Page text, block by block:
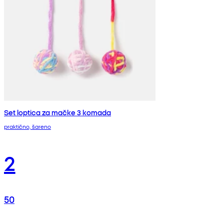
Set loptica za mačke 3 komada
praktično, šareno
2
50